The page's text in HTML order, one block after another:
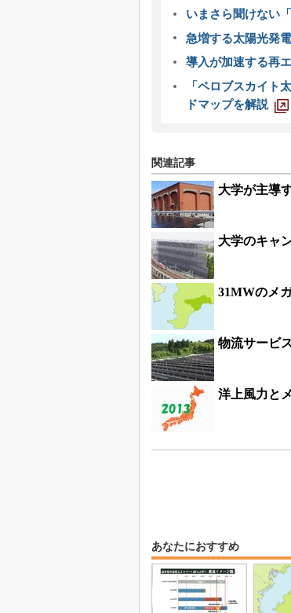
いまさら聞けない
急増する太陽光発
導入が加速する再
「ペロブスカイト
ドマップを解説
関連記事
大学が主導
大学のキャ
31MWのメ
物流サービ
洋上風力と
あなたにおすすめ